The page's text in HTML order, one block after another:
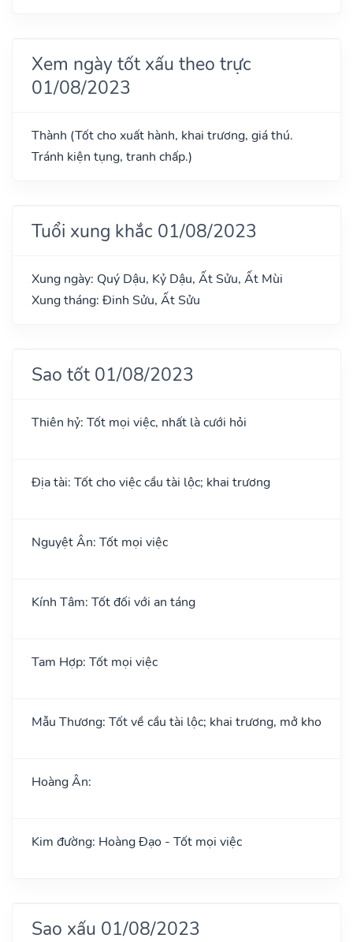
Xem ngày tốt xấu theo trực
01/08/2023
Thành (Tốt cho xuất hành, khai trương, giá thú.
Tránh kiện tụng, tranh chấp.)
Tuổi xung khắc 01/08/2023
Xung ngày: Quý Dậu, Kỷ Dậu, Ất Sửu, Ất Mùi
Xung tháng: Đinh Sửu, Ất Sửu
Sao tốt 01/08/2023
Thiên hỷ: Tốt mọi việc, nhất là cưới hỏi
Địa tài: Tốt cho việc cầu tài lộc; khai trương
Nguyệt Ân: Tốt mọi việc
Kính Tâm: Tốt đối với an táng
Tam Hợp: Tốt mọi việc
Mẫu Thương: Tốt về cầu tài lộc; khai trương, mở kho
Hoàng Ân:
Kim đường: Hoàng Đạo - Tốt mọi việc
Sao xấu 01/08/2023